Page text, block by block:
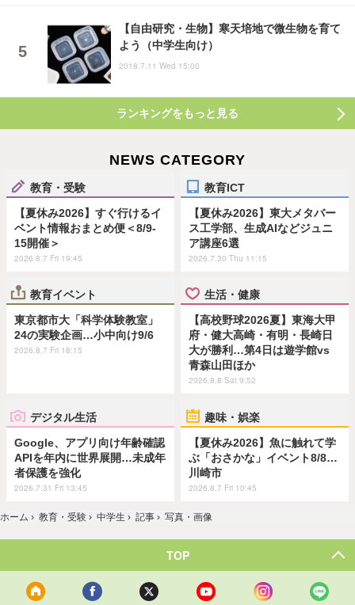
【自由研究・生物】寒天培地で微生物を育て
よう（中学生向け）
2018.7.11 Wed 15:00
ランキングをもっと見る
NEWS CATEGORY
教育・受験
【夏休み2026】すぐ行けるイ
ベント情報おまとめ便＜8/9-
15開催＞
2026.8.7 Fri 19:45
教育ICT
【夏休み2026】東大メタバー
ス工学部、生成AIなどジュニ
ア講座6選
2026.7.30 Thu 11:15
教育イベント
東京都市大「科学体験教室」
24の実験企画…小中向け9/6
2026.8.7 Fri 18:15
生活・健康
【高校野球2026夏】東海大甲
府・健大高崎・有明・長崎日
大が勝利…第4日は遊学館vs
青森山田ほか
2026.8.8 Sat 9:52
デジタル生活
Google、アプリ向け年齢確認
APIを年内に世界展開…未成年
者保護を強化
2026.7.31 Fri 13:45
趣味・娯楽
【夏休み2026】魚に触れて学
ぶ「おさかな」イベント8/8…
川崎市
2026.8.7 Fri 10:45
ホーム › 教育・受験 › 中学生 › 記事 › 写真・画像
TOP